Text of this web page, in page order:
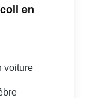
en
voiture